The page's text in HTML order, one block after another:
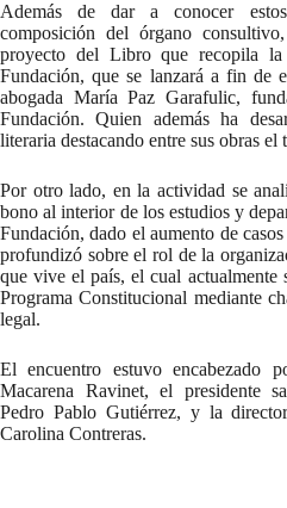
Además de dar a conocer
composición del órgano
proyecto del Libro que recopila
Fundación, que se lanzará a fin de
abogada María Paz Garafulic,
Fundación. Quien además ha
literaria destacando entre sus obras
Por otro lado, en la actividad se
bono al interior de los estudios y
Fundación, dado el aumento de
profundizó sobre el rol de la
que vive el país, el cual actualmente
Programa Constitucional mediante
legal.
El encuentro estuvo encabezado
Macarena Ravinet, el presidente
Pedro Pablo Gutiérrez, y la
Carolina Contreras.